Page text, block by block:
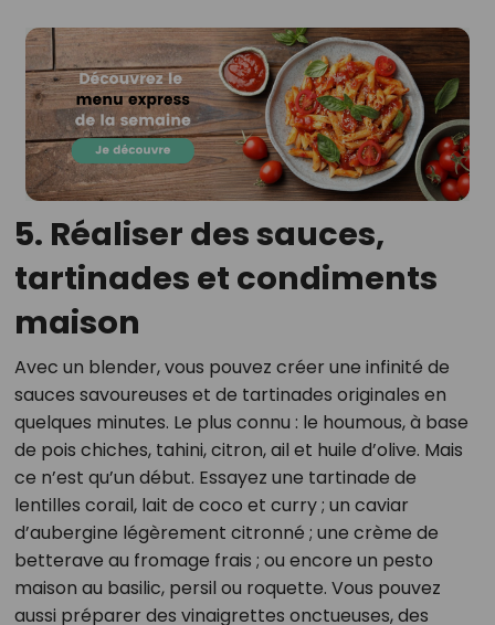
5. Réaliser des sauces,
tartinades et condiments
maison
Avec un blender, vous pouvez créer une infinité de
sauces savoureuses et de tartinades originales en
quelques minutes. Le plus connu : le houmous, à base
de pois chiches, tahini, citron, ail et huile d’olive. Mais
ce n’est qu’un début. Essayez une tartinade de
lentilles corail, lait de coco et curry ; un caviar
d’aubergine légèrement citronné ; une crème de
betterave au fromage frais ; ou encore un pesto
maison au basilic, persil ou roquette. Vous pouvez
aussi préparer des vinaigrettes onctueuses, des